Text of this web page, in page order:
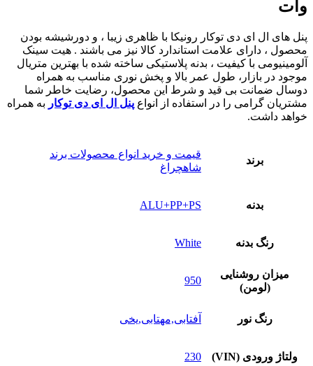
وات
پنل های ال ای دی توکار رونیکا با ظاهری زیبا ، و دورشیشه بودن
محصول ، دارای علامت استاندارد کالا نیز می باشند . هیت سینک
آلومینیومی با کیفیت ، بدنه پلاستیکی ساخته شده با بهترین متریال
موجود در بازار، طول عمر بالا و پخش نوری مناسب به همراه
دوسال ضمانت بی قید و شرط این محصول، رضایت خاطر شما
مشتریان گرامی را در استفاده از انواع پنل ال ای دی توکار به همراه
خواهد داشت.
برند
قیمت و خرید انواع محصولات برند
شاهچراغ
بدنه ALU+PP+PS
رنگ بدنه White
میزان روشنایی
(لومن)
950
رنگ نور آفتابی,مهتابی,یخی
ولتاژ ورودی (VIN) 230